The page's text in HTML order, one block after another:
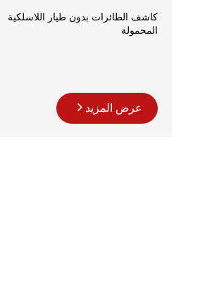
كاشف الطائرات بدون طيار اللاسلكية
المحمولة
عرض المزيد